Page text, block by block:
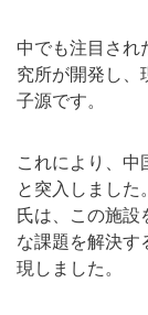
中でも注目され
究所が開発し、
子源です。
これにより、
と突入しました
氏は、この施設
な課題を解決す
現しました。